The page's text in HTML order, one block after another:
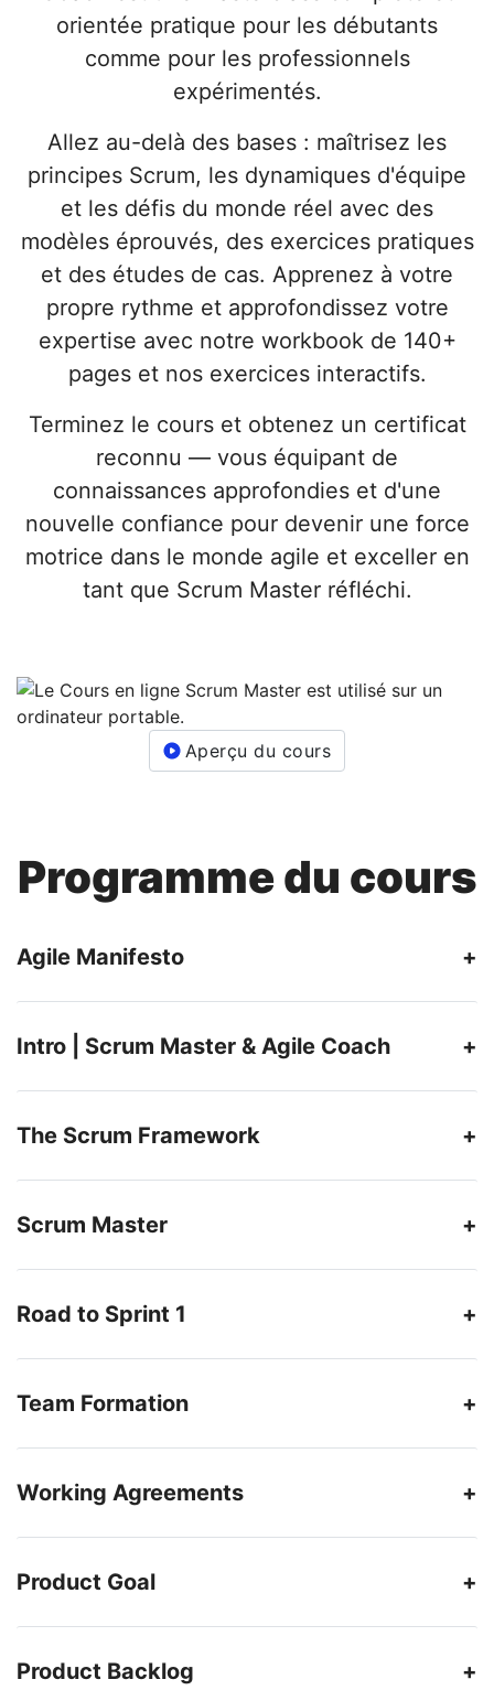
orientée pratique pour les débutants
comme pour les professionnels
expérimentés.
Allez au-delà des bases : maîtrisez les
principes Scrum, les dynamiques d'équipe
et les défis du monde réel avec des
modèles éprouvés, des exercices pratiques
et des études de cas. Apprenez à votre
propre rythme et approfondissez votre
expertise avec notre workbook de 140+
pages et nos exercices interactifs.
Terminez le cours et obtenez un certificat
reconnu — vous équipant de
connaissances approfondies et d'une
nouvelle confiance pour devenir une force
motrice dans le monde agile et exceller en
tant que Scrum Master réfléchi.
Aperçu du cours
Programme du cours
Agile Manifesto
Intro | Scrum Master & Agile Coach
The Scrum Framework
Scrum Master
Road to Sprint 1
Team Formation
Working Agreements
Product Goal
Product Backlog